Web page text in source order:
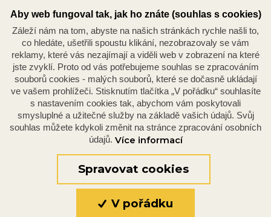
Náměstí Republiky 234/35, 301 00 Plzeň
© 2026 Oficiální stránky Plzeňské diecéze
Aby web fungoval tak, jak ho znáte (souhlas s cookies)
Záleží nám na tom, abyste na našich stránkách rychle našli to,
co hledáte, ušetřili spoustu klikání, nezobrazovaly se vám
reklamy, které vás nezajímají a viděli web v zobrazení na které
jste zvyklí. Proto od vás potřebujeme souhlas se zpracováním
souborů cookies - malých souborů, které se dočasně ukládají
ve vašem prohlížeči. Stisknutím tlačítka „V pořádku“ souhlasíte
s nastavením cookies tak, abychom vám poskytovali
smysluplné a užitečné služby na základě vašich údajů. Svůj
souhlas můžete kdykoli změnit na stránce zpracování osobních
údajů. Více informací
Spravovat cookies
V pořádku